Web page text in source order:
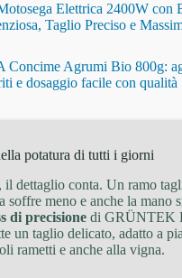
Elettrica 2400W con
Taglio Preciso e
Concime Agrumi Bio 800g:
e dosaggio facile con
potatura di tutti i giorni
il dettaglio conta. Un ramo
soffre meno e anche la mano
di precisione di GRÜNTEK
un taglio delicato, adatto a
rametti e anche alla vigna.